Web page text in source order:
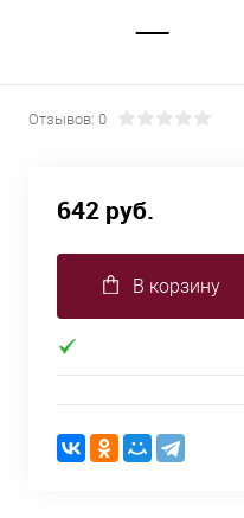
Отзывов: 0
642 руб.
В корзину